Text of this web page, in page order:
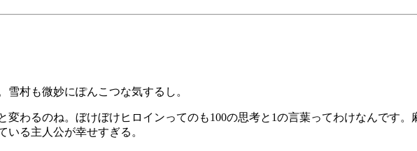
村も微妙にぽんこつな気するし。
わるのね。ぼけぼけヒロインってのも100の思考と1の言葉ってわけなんです。
る主人公が幸せすぎる。